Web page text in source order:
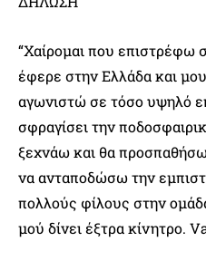
“Χαίρομαι που επιστρέφω
έφερε στην Ελλάδα και
αγωνιστώ σε τόσο υψηλό
σφραγίσει την
ξεχνάω και θα
να ανταποδώσω την
πολλούς φίλους στην
μού δίνει έξτρα κίνητρο.